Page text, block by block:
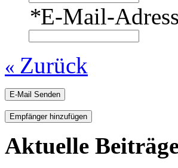
*E-Mail-
« Zurück
E-Mail Senden
Empfänger hinzufügen
Aktuelle